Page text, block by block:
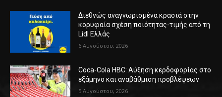
Διεθνώς αναγνωρισμένα κρασιά στην
κορυφαία σχέση ποιότητας-τιμής από τη
Lidl Ελλάς
6 Αυγούστου, 2026
Coca-Cola HBC: Αύξηση κερδοφορίας στο
εξάμηνο και αναβάθμιση προβλέψεων
5 Αυγούστου, 2026